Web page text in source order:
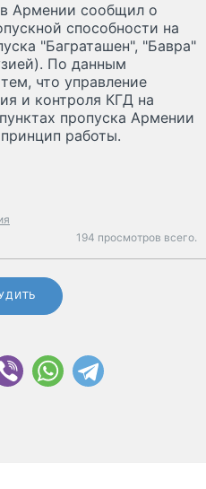
Армении сообщил о
способности на
"Баграташен", "Бавра"
По данным
что управление
и контроля КГД на
пропуска Армении
работы.
194 просмотров всего.